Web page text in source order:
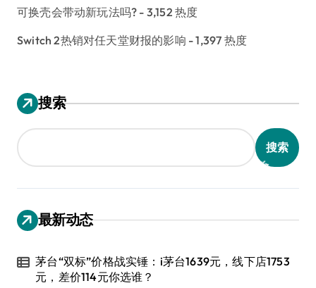
可换壳会带动新玩法吗? - 3,152 热度
Switch 2热销对任天堂财报的影响 - 1,397 热度
搜索
搜索
最新动态
茅台“双标”价格战实锤：i茅台1639元，线下店1753
元，差价114元你选谁？